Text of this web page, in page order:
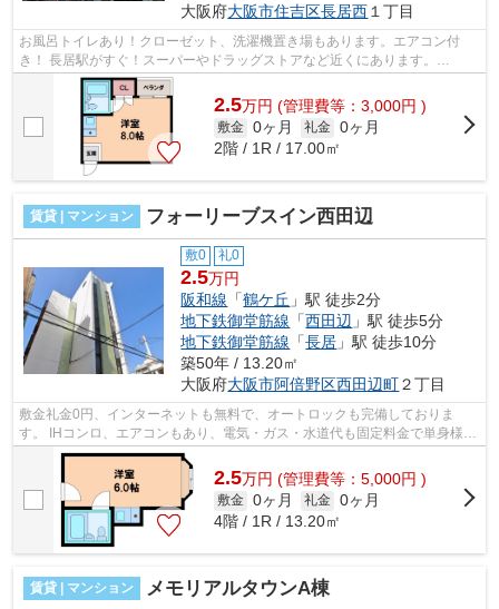
大阪府大阪市住吉区長居西 １丁目
お風呂トイレあり！クローゼット、洗濯機置き場もあります。エアコン付
き！ 長居駅がすぐ！スーパーやドラッグストアなど近くにあります。
■□■□■□■□■□■□■□■□■□■□■□■□■□■□■□■□■□■□■□■...
2.5万円 (管理費等：3,000円 )
敷金 0ヶ月 礼金 0ヶ月
2階 / 1R / 17.00㎡
賃貸 | マンション フォーリーブスイン西田辺
敷0 礼0
2.5万円
阪和線 「鶴ケ丘 」駅 徒歩2分
地下鉄御堂筋線 「西田辺 」駅 徒歩5分
地下鉄御堂筋線 「長居 」駅 徒歩10分
築50年 / 13.20㎡
大阪府大阪市阿倍野区西田辺町２丁目
敷金礼金0円、インターネットも無料で、オートロックも完備しておりま
す。 IHコンロ、エアコンもあり、電気・ガス・水道代も固定料金で単身様に
オススメ物件です。 ■□■□■□■□■□■□■□■□...
2.5万円 (管理費等：5,000円 )
敷金 0ヶ月 礼金 0ヶ月
4階 / 1R / 13.20㎡
賃貸 | マンション メモリアルタウンA棟